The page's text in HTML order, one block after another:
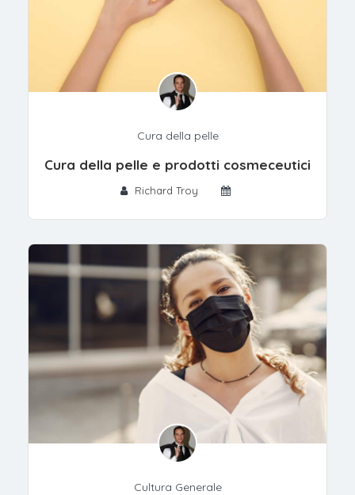
Cura della pelle
Cura della pelle e prodotti cosmeceutici
Richard Troy
Cultura Generale